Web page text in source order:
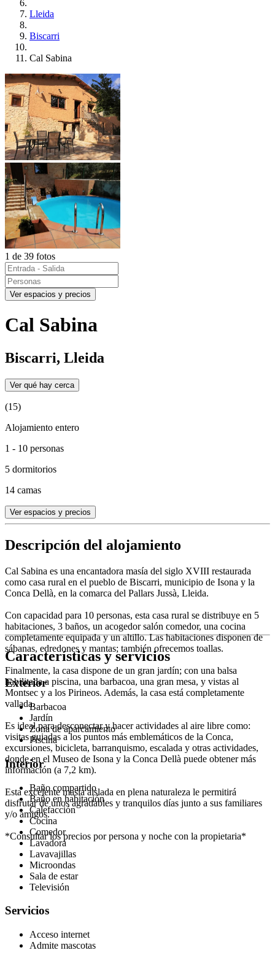
Lleida
Biscarri
Cal Sabina
1 de 39 fotos
Ver espacios y precios
Cal Sabina
Biscarri, Lleida
Ver qué hay cerca
(15)
Alojamiento entero
1 - 10 personas
5 dormitorios
14 camas
Ver espacios y precios
Descripción del alojamiento
Cal Sabina es una encantadora masía del siglo XVIII restaurada
como casa rural en el pueblo de Biscarri, municipio de Isona y la
Conca Dellà, en la comarca del Pallars Jussà, Lleida.
Con capacidad para 10 personas, esta casa rural se distribuye en 5
habitaciones, 3 baños, un acogedor salón comedor, una cocina
completamente equipada y un altillo. Las habitaciones disponen de
sábanas, edredones y mantas; también ofrecemos toallas.
Finalmente, la casa dispone de un gran jardín; con una balsa
habilitada a piscina, una barbacoa, una gran mesa, y vistas al
Montsec y a los Pirineos. Además, la casa está completamente
vallada.
Es ideal para desconectar y hacer actividades al aire libre como:
visitas guiadas a los puntos más emblemáticos de la Conca,
excursiones, bicicleta, barranquismo, escalada y otras actividades,
donde en el Museo de Isona y la Conca Dellà puede obtener más
información (a 7,2 km).
Esta excelente masía aislada en plena naturaleza le permitirá
disfrutar de unos agradables y tranquilos días junto a sus familiares
y/o amigos.
*Consultar los precios por persona y noche con la propietaria*
Características y servicios
Exterior
Barbacoa
Jardín
Zona de aparcamiento
Piscina
Interior
Baño compartido
Baño en habitación
Calefacción
Cocina
Comedor
Lavadora
Lavavajillas
Microondas
Sala de estar
Televisión
Servicios
Acceso internet
Admite mascotas